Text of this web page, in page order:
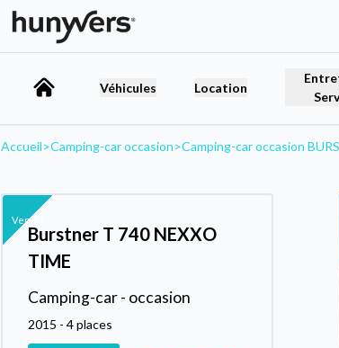
Véhicules Location
Accueil>Camping-car occasion>Camping-car occasion
Vendu
Burstner T 740 NEXXO
TIME
Camping-car - occasion
2015 - 4 places